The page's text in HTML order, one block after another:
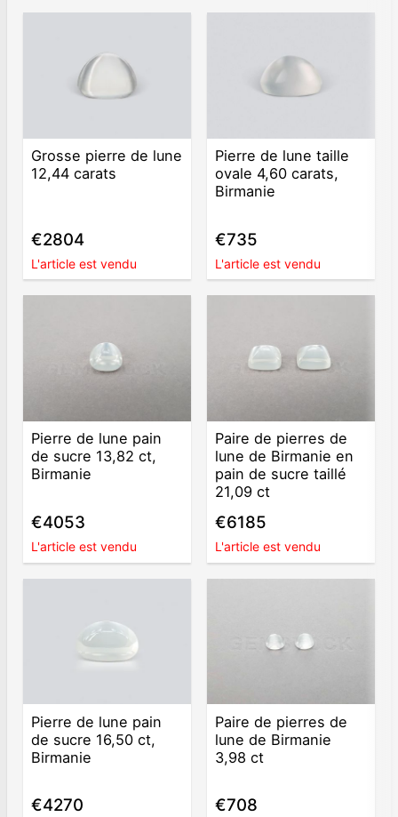
Grosse pierre de lune
12,44 carats
€2804
L'article est vendu
Pierre de lune taille
ovale 4,60 carats,
Birmanie
€735
L'article est vendu
Pierre de lune pain
de sucre 13,82 ct,
Birmanie
€4053
L'article est vendu
Paire de pierres de
lune de Birmanie en
pain de sucre taillé
21,09 ct
€6185
L'article est vendu
Pierre de lune pain
de sucre 16,50 ct,
Birmanie
€4270
Paire de pierres de
lune de Birmanie
3,98 ct
€708